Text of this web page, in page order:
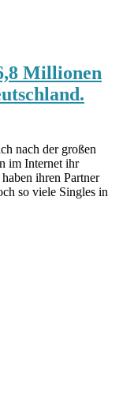
Millionen
nach der großen
im Internet ihr
ihren Partner
so viele Singles in